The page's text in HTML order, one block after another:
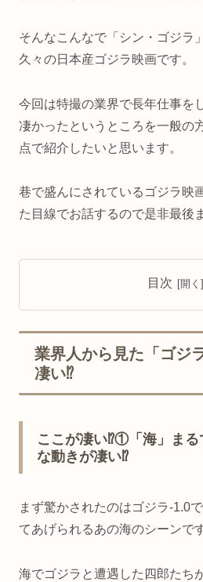
そんなこんなで「シン・ゴジラ
久々の日本産ゴジラ映画です。
今回は特撮の業界で長年仕事を
凄かったというところを一般の
点で紹介したいと思います。
巷で盛んにされているゴジラ映
た目線でお話するので是非最後
目次
業界人から見た「ゴジ
凄い⁉
ここが凄い⁉①「海」まる
な動きが凄い⁉
まず驚かされたのはゴジラ-1.0
てあげられるあの海のシーンです
海でゴジラと遭遇した四郎たち